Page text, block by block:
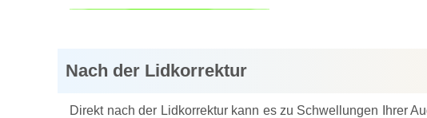
Nach der Lidkorrektur
Direkt nach der Lidkorrektur kann es zu Schwellungen Ihrer